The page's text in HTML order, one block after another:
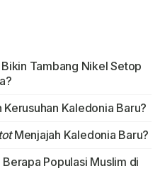
Tambang Nikel Setop
Kaledonia Baru?
Menjajah Kaledonia Baru?
Populasi Muslim di